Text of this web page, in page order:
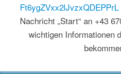
Ft6ygZVxx2lJvzxQDEPPrL
Nachricht „Start“ an +43
wichtigen Informationen